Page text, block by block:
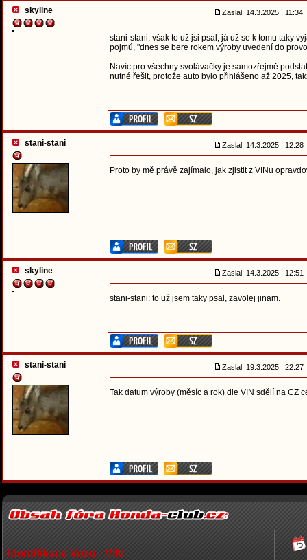
skyline Zaslal: 14.3.2025 , 11:34
stani-stani: však to už jsi psal, já už se k tomu taky
pojmů, "dnes se bere rokem výroby uvedení do
Navíc pro všechny svolávačky je samozřejmě
nutné řešit, protože auto bylo přihlášeno až 2025,
stani-stani Zaslal: 14.3.2025 , 12:28
Proto by mě právě zajímalo, jak zjistit z VINu
skyline Zaslal: 14.3.2025 , 12:51
stani-stani: to už jsem taky psal, zavolej jinam.
stani-stani Zaslal: 19.3.2025 , 22:27
Tak datum výroby (měsíc a rok) dle VIN sdělí na CZ
Identifikace Vozu - VIN